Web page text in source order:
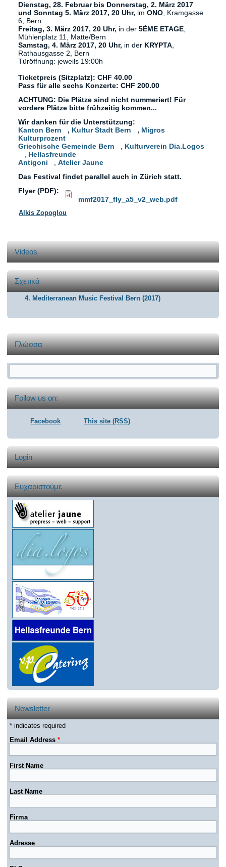
Dienstag, 28. Februar bis Donnerstag, 2. März 2017
und Sonntag 5. März 2017, 20 Uhr, imONO , Kramgasse
6, Bern
Freitag, 3. März 2017, 20 Uhr, in der5ÈME ETAGE
Mühlenplatz 11, Matte/Bern
Samstag, 4. März 2017, 20 Uhr, in der KRYPTA
Rathausgasse 2, Bern
Türöffnung: jeweils 19:00h
Ticketpreis (Sitzplatz): CHF 40.00
Pass für alle sechs Konzerte: CHF 200.00
ACHTUNG: Die Plätze sind nicht nummeriert! Für
vordere Plätze bitte frühzeitig kommen...
Wir danken für die Unterstützung:
Kanton Bern (link is external)
, Kultur Stadt Bern (link is external)
, Migros
Kulturprozent
Griechische Gemeinde Bern (link is external)
Kulturverein Dia.Logos
(link is external)
Hellasfreunde
Antigoni (link is external)
,Atelier Jaune
Das Festival findet parallel auch in Zürich statt.
Flyer (PDF):
mmf2017_fly_a5_v2_web.pdf
Alkis Zopoglou
Videos
Σχετικά
4. Mediterranean Music Festival Bern (2017)
Γλώσσα
Φόρμα αναζήτησης
Follow us on:
Facebook This site (RSS)
Login
Ευχαριστούμε
Newsletter
* indicates required
Email Address*
First Name
Last Name
Firma
Adresse